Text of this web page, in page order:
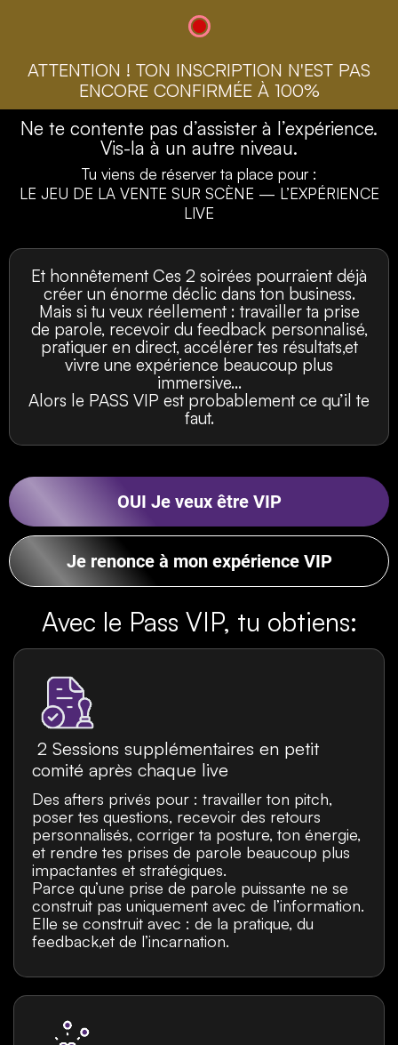
ATTENTION ! TON INSCRIPTION N'EST PAS
ENCORE CONFIRMÉE À 100%
Ne te contente pas d’assister à l’expérience.
Vis-la à un autre niveau.
Tu viens de réserver ta place pour :
LE JEU DE LA VENTE SUR SCÈNE — L’EXPÉRIENCE
LIVE
Et honnêtement Ces 2 soirées pourraient déjà
créer un énorme déclic dans ton business.
Mais si tu veux réellement : travailler ta prise
de parole, recevoir du feedback personnalisé,
pratiquer en direct, accélérer tes résultats,et
vivre une expérience beaucoup plus
immersive…
Alors le PASS VIP est probablement ce qu’il te
faut.
OUI Je veux être VIP
Je renonce à mon expérience VIP
Avec le Pass VIP, tu obtiens:
2 Sessions supplémentaires en petit
comité après chaque live
Des afters privés pour : travailler ton pitch,
poser tes questions, recevoir des retours
personnalisés, corriger ta posture, ton énergie,
et rendre tes prises de parole beaucoup plus
impactantes et stratégiques.
Parce qu’une prise de parole puissante ne se
construit pas uniquement avec de l’information.
Elle se construit avec : de la pratique, du
feedback,et de l’incarnation.